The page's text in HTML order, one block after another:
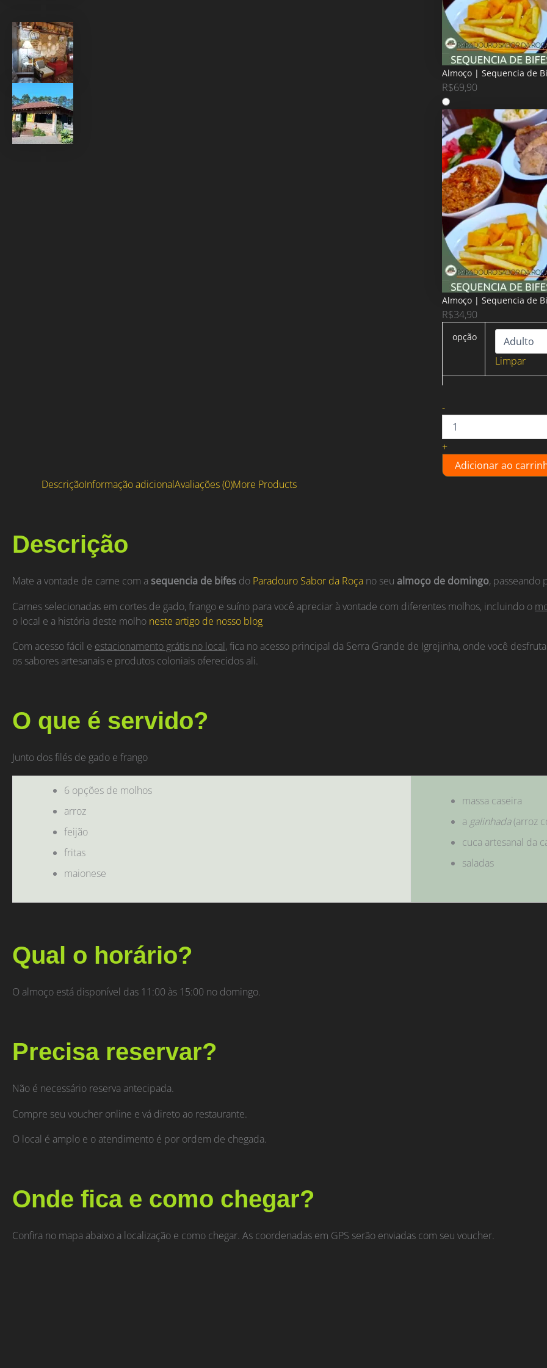
Almoço | Sequencia de
R$69,90
Almoço | Sequencia de
R$34,90
opção
Limpar
-Almoço
|
Sequencia
de
Bifes
Sabor
da
+
Adicionar ao
DescriçãoInformação adicionalAvaliações (0)More Products
Descrição
Mate a vontade de carne com a sequencia de bifes do Paradouro Sabor da Roça no seu almoço de domingo, passeando
Carnes selecionadas em cortes de gado, frango e suíno para você apreciar à vontade com diferentes molhos, incluindo o
o local e a história deste molho neste artigo de nosso blog
Com acesso fácil e estacionamento grátis no local, fica no acesso principal da Serra Grande de Igrejinha, onde você
os sabores artesanais e produtos coloniais oferecidos ali.
O que é servido?
Junto dos filés de gado e frango
6 opções de molhos
arroz
feijão
fritas
maionese
massa caseira
a galinhada(arroz
cuca artesanal da
saladas
Qual o horário?
O almoço está disponível das 11:00 às 15:00 no domingo.
Precisa reservar?
Não é necessário reserva antecipada.
Compre seu voucher online e vá direto ao restaurante.
O local é amplo e o atendimento é por ordem de chegada.
Onde fica e como chegar?
Confira no mapa abaixo a localização e como chegar. As coordenadas em GPS serão enviadas com seu voucher.